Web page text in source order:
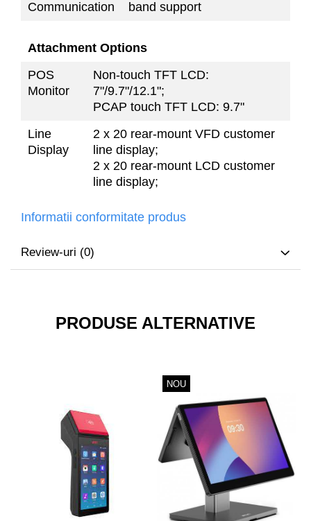
Communication band support
Attachment Options
POS
Monitor
Non-touch TFT LCD:
7"/9.7"/12.1";
PCAP touch TFT LCD: 9.7"
Line
Display
2 x 20 rear-mount VFD customer
line display;
2 x 20 rear-mount LCD customer
line display;
Informatii conformitate produs
Review-uri (0)
PRODUSE ALTERNATIVE
NOU